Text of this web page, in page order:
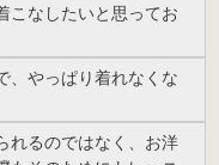
こなしたいと思ってお
、やっぱり着れなくな
れるのではなく、お洋